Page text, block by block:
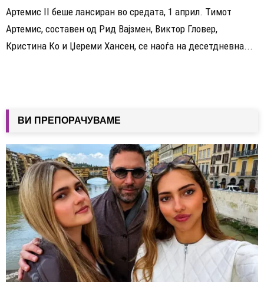
Артемис II беше лансиран во средата, 1 април. Тимот
Артемис, составен од Рид Вајзмен, Виктор Гловер,
Кристина Ко и Џереми Хансен, се наоѓа на десетдневна...
ВИ ПРЕПОРАЧУВАМЕ